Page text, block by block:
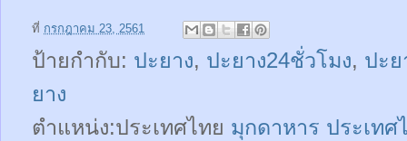
ที่ กรกฎาคม 23, 2561
ป้ายกำกับ: ปะยาง, ปะยาง24ชั่วโมง, ปะ
ยาง
ตำแหน่ง:ประเทศไทย มุกดาหาร ประเทศ